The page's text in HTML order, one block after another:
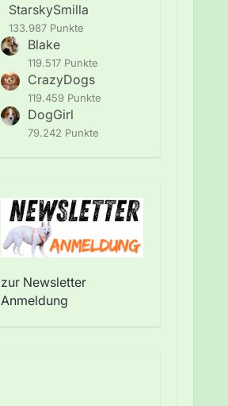
StarskySmilla
133.987 Punkte
Blake
119.517 Punkte
CrazyDogs
119.459 Punkte
DogGirl
79.242 Punkte
zur Newsletter
Anmeldung